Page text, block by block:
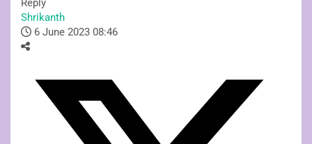
Reply
Shrikanth
6 June 2023 08:46